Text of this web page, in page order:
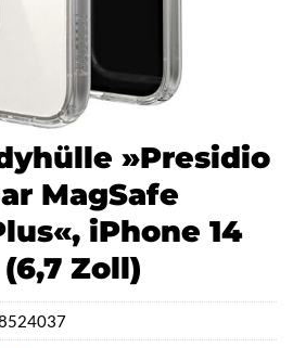
»Presidio
MagSafe
iPhone 14
Zoll)